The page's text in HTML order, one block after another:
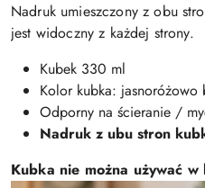
Nadruk umieszczony z obu
jest widoczny z każdej strony.
Kubek 330 ml
Kolor kubka: jasnoróżowo
Odporny na ścieranie /
Nadruk z ubu stron
Kubka nie można używać